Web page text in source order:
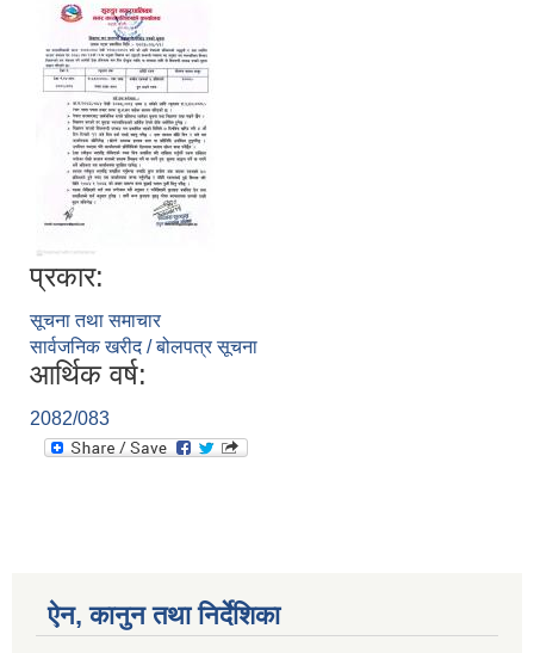
प्रकार:
सूचना तथा समाचार
सार्वजनिक खरीद / बोलपत्र सूचना
आर्थिक वर्ष:
2082/083
ऐन, कानुन तथा निर्देशिका